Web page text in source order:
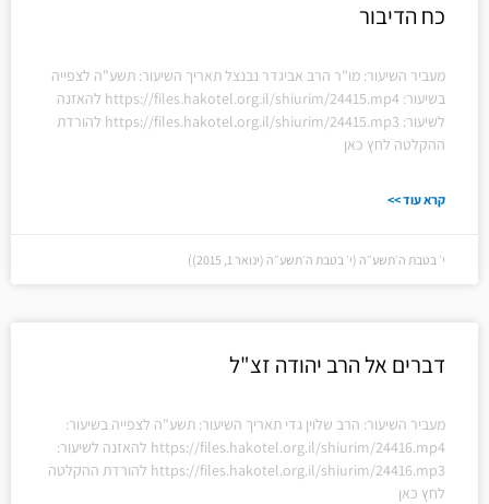
כח הדיבור
מעביר השיעור: מו"ר הרב אביגדר נבנצל תאריך השיעור: תשע"ה לצפייה
בשיעור: https://files.hakotel.org.il/shiurim/24415.mp4 להאזנה
לשיעור: https://files.hakotel.org.il/shiurim/24415.mp3 להורדת
ההקלטה לחץ כאן
קרא עוד >>
י׳ בטבת ה׳תשע״ה (י׳ בטבת ה׳תשע״ה (ינואר 1, 2015))
דברים אל הרב יהודה זצ"ל
מעביר השיעור: הרב שלוין גדי תאריך השיעור: תשע"ה לצפייה בשיעור:
https://files.hakotel.org.il/shiurim/24416.mp4 להאזנה לשיעור:
https://files.hakotel.org.il/shiurim/24416.mp3 להורדת ההקלטה
לחץ כאן